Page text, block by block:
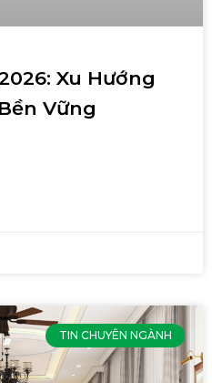
Xu Hướng
Vững
TIN CHUYÊN NGÀNH